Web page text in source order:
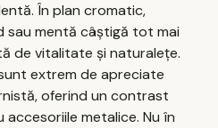
În plan cromatic,
sau mentă câștigă tot mai
de vitalitate și naturalețe.
extrem de apreciate
oferind un contrast
metalice. Nu în